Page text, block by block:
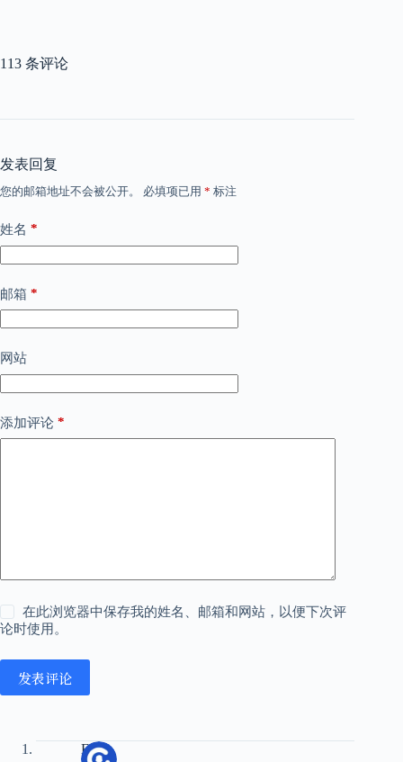
113 条评论
发表回复
您的邮箱地址不会被公开。 必填项已用 * 标注
姓名 *
邮箱 *
网站
添加评论 *
在此浏览器中保存我的姓名、邮箱和网站，以便下次评
论时使用。
发表评论
Eric